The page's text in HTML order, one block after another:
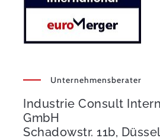
Unternehmensberater
Industrie Consult
GmbH
Schadowstr. 11b,